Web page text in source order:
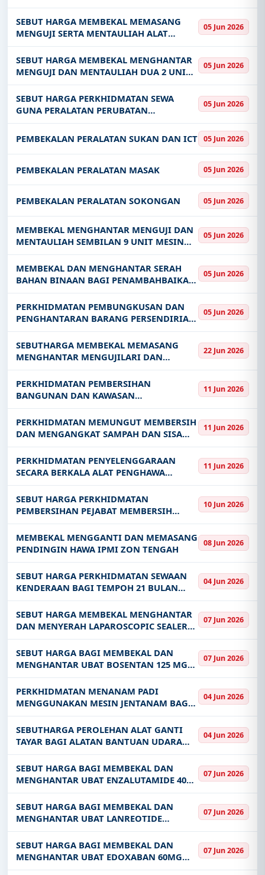
MENYELENGGARA PICTURE ARCHIVING
AND COMMUNICATION SYSTEM PACS DI
UNIT RADIOLOGI KLINIK KESIHATAN
SEBUT HARGA MEMBEKAL MEMASANG
MENGUJI SERTA MENTAULIAH ALAT
PENDINGIN HAWA DI FARMASI KLINIK
KESIHATAN FASILITI SELIAAN PEJABAT
KESIHATAN BAHAGIAN MUKAH DI BAWAH
PROJEK NAIKTARA
05 Jun 2026
SEBUT HARGA MEMBEKAL MENGHANTAR
MENGUJI DAN MENTAULIAH DUA 2 UNIT
FIBREGLASS ROOFTED BOAT WITH
TWINENGINE KE FASILITI KESIHATAN DI
BAWAH SELIAAN PEJABAT KESIHATAN
05 Jun 2026
SEBUT HARGA PERKHIDMATAN SEWA
GUNA PERALATAN PERUBATAN
VITRECTOMY UNTUK KEGUNAAN
JABATAN OFTALMOLOGI DI HOSPITAL
RAJA PERMAISURI BAINUN IPOH PERAK
BAGI TEMPOH DUA PULUH EMPAT 24
05 Jun 2026
PEMBEKALAN PERALATAN SUKAN DAN ICT 05 Jun 2026
PEMBEKALAN PERALATAN MASAK 05 Jun 2026
PEMBEKALAN PERALATAN SOKONGAN 05 Jun 2026
MEMBEKAL MENGHANTAR MENGUJI DAN
MENTAULIAH SEMBILAN 9 UNIT MESIN
FOGGING THERMAL FOG UNTUK UNIT
VECTOR PEJABAT KESIHATAN BAHAGIAN
KUCHING SARAWAK
05 Jun 2026
MEMBEKAL DAN MENGHANTAR SERAH
BAHAN BINAAN BAGI PENAMBAHBAIKAN
PREMIS PEMPROSESAN PRODUK HILIRAN
PERIKANAN TAHUN 2026
05 Jun 2026
PERKHIDMATAN PEMBUNGKUSAN DAN
PENGHANTARAN BARANG PERSENDIRIAN
DARI PINTU KE PINTU BAGI EMPAT 4
ORANG PEGAWAI YANG BERTUKAR DARI
SARAWAK KE SABAH DAN SEMENANJUNG
05 Jun 2026
SEBUTHARGA MEMBEKAL MEMASANG
MENGHANTAR MENGUJILARI DAN
MELATIH BAGI PERALATAN
PEMBELAJARAN KENDERAAN ELEKTRIK
DAN HYBRID BAGI PROGRAM TEKNOLOGI
22 Jun 2026
PERKHIDMATAN PEMBERSIHAN
BANGUNAN DAN KAWASAN
PERSEKITARAN DI MAKMAL VETERINAR
ZON SELATAN BAGI TEMPOH 36 BULAN
11 Jun 2026
PERKHIDMATAN MEMUNGUT MEMBERSIH
DAN MENGANGKAT SAMPAH DAN SISA
PEPEJAL DI SEKOLAH HENRY GURNEY
KENINGAU SABAH BAGI TEMPOH 24
BULAN
11 Jun 2026
PERKHIDMATAN PENYELENGGARAAN
SECARA BERKALA ALAT PENGHAWA
DINGIN DI SEKOLAH HENRY GURNEY
KENINGAU SABAH BAGI TEMPOH 24
BULAN
11 Jun 2026
SEBUT HARGA PERKHIDMATAN
PEMBERSIHAN PEJABAT MEMBERSIH
KAWASAN BANGUNAN DAN LANSKAP DI
PEJABAT PEMBANGUNAN WANITA NEGERI
PAHANG BAGI TEMPOH 24 BULAN
10 Jun 2026
MEMBEKAL MENGGANTI DAN MEMASANG
PENDINGIN HAWA IPMI ZON TENGAH
08 Jun 2026
SEBUT HARGA PERKHIDMATAN SEWAAN
KENDERAAN BAGI TEMPOH 21 BULAN
UNTUK KEGUNAAN PEJABAT KESIHATAN
DAERAH BAGAN DATUK
04 Jun 2026
SEBUT HARGA MEMBEKAL MENGHANTAR
DAN MENYERAH LAPAROSCOPIC SEALER
DIVIDER MARYLAND JAW 30CM KE
HOSPITAL PULAU PINANG BAGI TEMPOH
SATU 1 TAHUN
07 Jun 2026
SEBUT HARGA BAGI MEMBEKAL DAN
MENGHANTAR UBAT BOSENTAN 125 MG
TABLET KE HOSPITAL PULAU PINANG
BAGI TEMPOH SATU 1 TAHUN
07 Jun 2026
PERKHIDMATAN MENANAM PADI
MENGGUNAKAN MESIN JENTANAM BAGI
KAWASAN KUALA SELANGOR UTARA
TAHUN 2026
04 Jun 2026
SEBUTHARGA PEROLEHAN ALAT GANTI
TAYAR BAGI ALATAN BANTUAN UDARA
AGSE DI PANGKALAN UDARA
BUTTERWORTH RUJUK PK 2 21
04 Jun 2026
SEBUT HARGA BAGI MEMBEKAL DAN
MENGHANTAR UBAT ENZALUTAMIDE 40
MG CAPSULE KE HOSPITAL PULAU PINANG
BAGI TEMPOH SATU 1 TAHUN
07 Jun 2026
SEBUT HARGA BAGI MEMBEKAL DAN
MENGHANTAR UBAT LANREOTIDE
ACETATE 120MG INJECTION KE HOSPITAL
PULAU PINANG BAGI TEMPOH SATU 1
TAHUN
07 Jun 2026
SEBUT HARGA BAGI MEMBEKAL DAN
MENGHANTAR UBAT EDOXABAN 60MG
FILM-COATED TABLET KE HOSPITAL PULAU
07 Jun 2026